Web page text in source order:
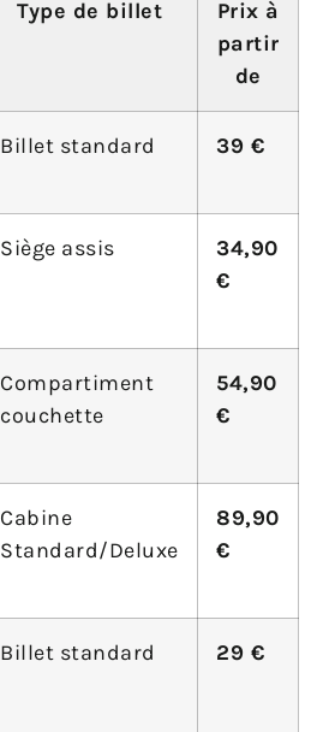
Type de billet
Prix à
partir
de
Billet standard 39 €
Siège assis
34,90
€
Compartiment
couchette
54,90
€
Cabine
Standard/Deluxe
89,90
€
Billet standard 29 €